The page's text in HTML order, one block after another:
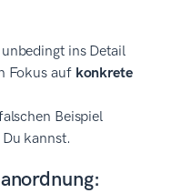
ins Detail
Fokus auf konkrete
Beispiel
kannst.